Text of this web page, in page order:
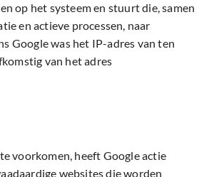
op het systeem en stuurt die, samen
en actieve processen, naar
Google was het IP-adres van ten
van het adres
voorkomen, heeft Google actie
websites die worden